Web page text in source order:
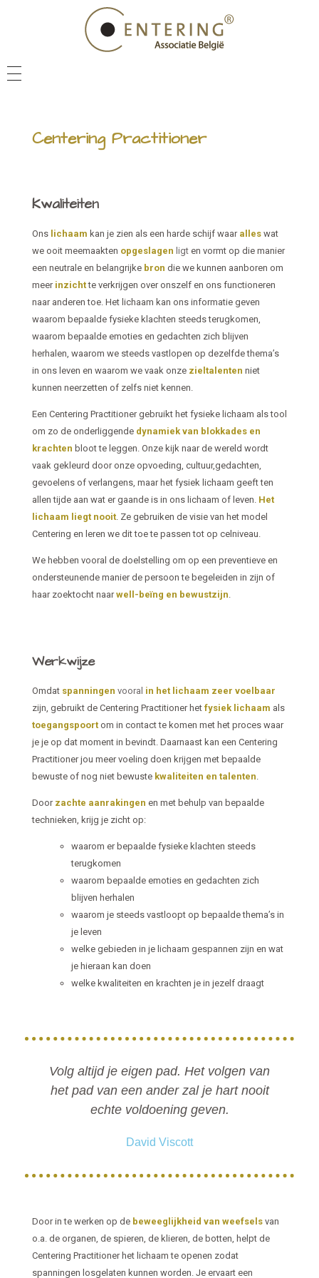
CENTERING ACADEMY
NIEUWSBRIEF
Centering Practitioner
Kwaliteiten
Ons lichaam kan je zien als een harde schijf waar alles wat
we ooit meemaakten opgeslagen ligt en vormt op die manier
een neutrale en belangrijke bron die we kunnen aanboren om
meer inzicht te verkrijgen over onszelf en ons functioneren
naar anderen toe. Het lichaam kan ons informatie geven
waarom bepaalde fysieke klachten steeds terugkomen,
waarom bepaalde emoties en gedachten zich blijven
herhalen, waarom we steeds vastlopen op dezelfde thema’s
in ons leven en waarom we vaak onze zieltalenten niet
kunnen neerzetten of zelfs niet kennen.
Een Centering Practitioner gebruikt het fysieke lichaam als tool
om zo de onderliggende dynamiek van blokkades en
krachten bloot te leggen. Onze kijk naar de wereld wordt
vaak gekleurd door onze opvoeding, cultuur,gedachten,
gevoelens of verlangens, maar het fysiek lichaam geeft ten
allen tijde aan wat er gaande is in ons lichaam of leven. Het
lichaam liegt nooit. Ze gebruiken de visie van het model
Centering en leren we dit toe te passen tot op celniveau.
We hebben vooral de doelstelling om op een preventieve en
ondersteunende manier de persoon te begeleiden in zijn of
haar zoektocht naarwell-beïng en bewustzijn.
Werkwijze
Omdat spanningen vooral in het lichaam zeer voelbaar
zijn, gebruikt de Centering Practitioner het fysiek lichaam als
toegangspoort om in contact te komen met het proces waar
je je op dat moment in bevindt. Daarnaast kan een Centering
Practitioner jou meer voeling doen krijgen met bepaalde
bewuste of nog niet bewuste kwaliteiten en talenten.
Door zachte aanrakingen en met behulp van bepaalde
technieken, krijg je zicht op:
waarom er bepaalde fysieke klachten steeds
terugkomen
waarom bepaalde emoties en gedachten zich
blijven herhalen
waarom je steeds vastloopt op bepaalde thema’s in
je leven
welke gebieden in je lichaam gespannen zijn en wat
je hieraan kan doen
welke kwaliteiten en krachten je in jezelf draagt
Volg altijd je eigen pad. Het volgen van
het pad van een ander zal je hart nooit
echte voldoening geven.
David Viscott
Door in te werken op de beweeglijkheid van weefsels van
o.a. de organen, de spieren, de klieren, de botten, helpt de
Centering Practitioner het lichaam te openen zodat
spanningen losgelaten kunnen worden. Je ervaart een